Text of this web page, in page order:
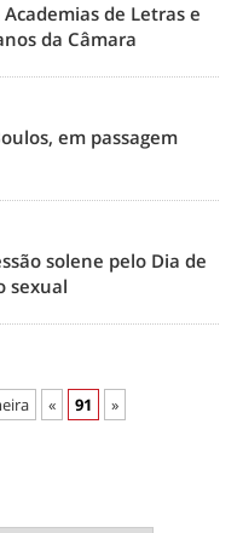
de Letras e
da Câmara
em passagem
solene pelo Dia de
sexual
« 91 »